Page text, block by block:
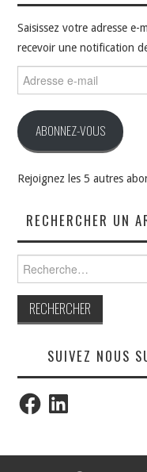
Saisissez votre adresse
recevoir une notification
e-
ABONNEZ-VOUS
Rejoignez les 5 autres
RECHERCHER UN
SUIVEZ NOUS
FacebookLinkedIn